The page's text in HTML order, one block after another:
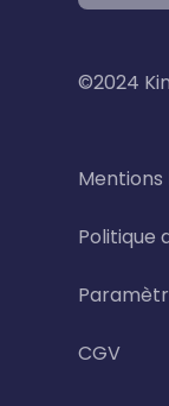
©2024
Mentions
Politique
CGV